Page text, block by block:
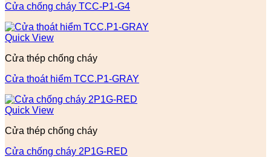
Cửa chống cháy TCC-P1-G4
Quick View
Cửa thép chống cháy
Cửa thoát hiểm TCC.P1-GRAY
Quick View
Cửa thép chống cháy
Cửa chống cháy 2P1G-RED